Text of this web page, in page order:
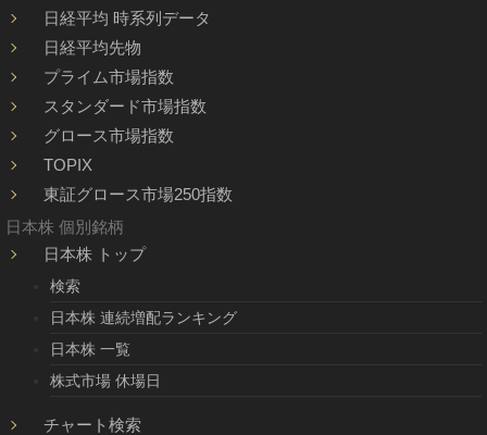
日経平均 時系列データ
日経平均先物
プライム市場指数
スタンダード市場指数
グロース市場指数
TOPIX
東証グロース市場250指数
日本株 個別銘柄
日本株 トップ
検索
日本株 連続増配ランキング
日本株 一覧
株式市場 休場日
チャート検索